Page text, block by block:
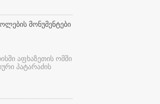
მონუმენტები
აფხაზეთის ომში
პატარაძის